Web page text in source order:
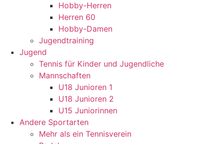
Hobby-Herren
Herren 60
Hobby-Damen
Jugendtraining
Jugend
Tennis für Kinder und Jugendliche
Mannschaften
U18 Junioren 1
U18 Junioren 2
U15 Juniorinnen
Andere Sportarten
Mehr als ein Tennisverein